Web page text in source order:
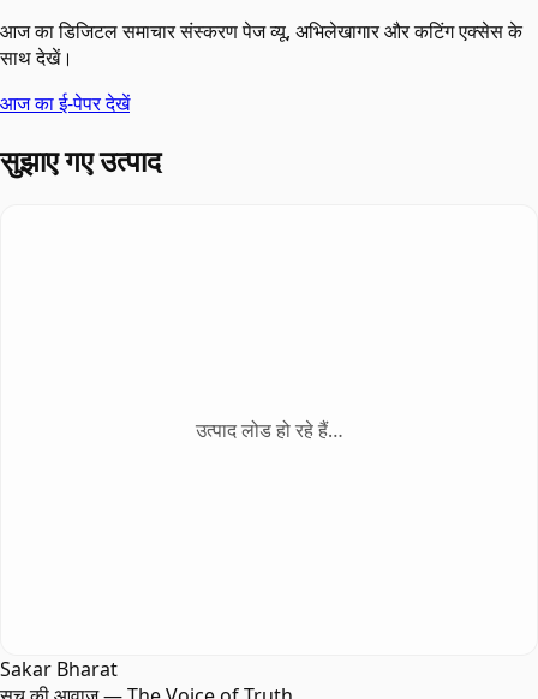
आज का डिजिटल समाचार संस्करण पेज व्यू, अभिलेखागार और कटिंग एक्सेस के
साथ देखें।
आज का ई-पेपर देखें
सुझाए गए उत्पाद
उत्पाद लोड हो रहे हैं…
Sakar Bharat